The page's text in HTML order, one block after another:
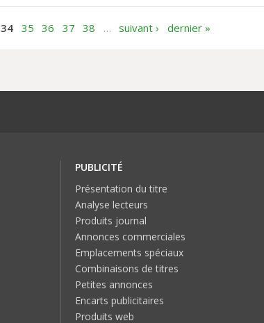
34 35 36 37 38 … suivant › dernier »
PUBLICITÉ
Présentation du titre
Analyse lecteurs
Produits journal
Annonces commerciales
Emplacements spéciaux
Combinaisons de titres
Petites annonces
Encarts publicitaires
Produits web